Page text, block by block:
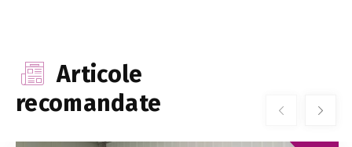
Articole
recomandate